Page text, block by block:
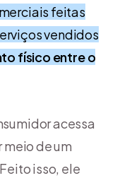
feitas
vendidos
físico entre o
acessa
de um
isso, ele